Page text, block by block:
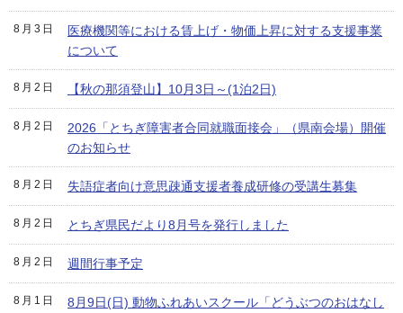
8月3日
医療機関等における賃上げ・物価上昇に対する支援事業
について
8月2日 【秋の那須登山】10月3日～(1泊2日)
8月2日
2026「とちぎ障害者合同就職面接会」（県南会場）開催
のお知らせ
8月2日 失語症者向け意思疎通支援者養成研修の受講生募集
8月2日 とちぎ県民だより8月号を発行しました
8月2日 週間行事予定
8月1日
8月9日(日) 動物ふれあいスクール「どうぶつのおはなし